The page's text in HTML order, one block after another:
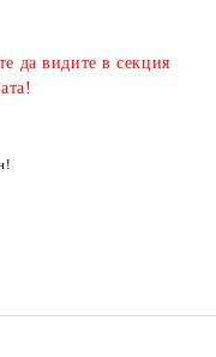
да видите в секция